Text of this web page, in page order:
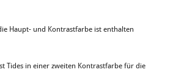
Haupt- und Kontrastfarbe ist enthalten
Tides in einer zweiten Kontrastfarbe für die